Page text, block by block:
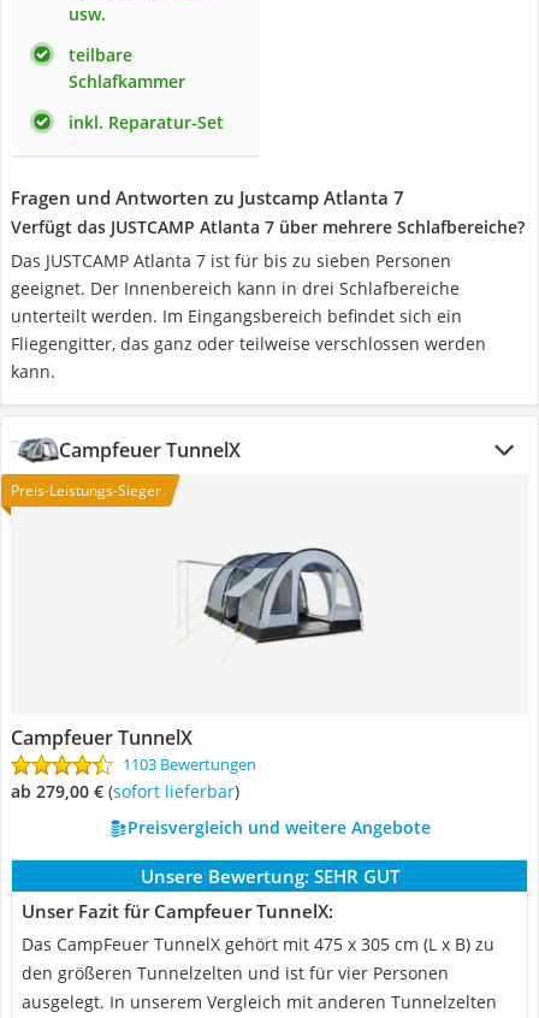
usw.
teilbare
Schlafkammer
inkl. Reparatur-Set
Fragen und Antworten zu Justcamp Atlanta 7
Verfügt das JUSTCAMP Atlanta 7 über mehrere Schlafbereiche?
Das JUSTCAMP Atlanta 7 ist für bis zu sieben Personen
geeignet. Der Innenbereich kann in drei Schlafbereiche
unterteilt werden. Im Eingangsbereich befindet sich ein
Fliegengitter, das ganz oder teilweise verschlossen werden
kann.
Campfeuer TunnelX
Preis-Leistungs-Sieger
Campfeuer TunnelX
1103 Bewertungen
ab 279,00 € ( Sofort lieferbar)
Preisvergleich und weitere Angebote
Unsere Bewertung: SEHR GUT
Unser Fazit für Campfeuer TunnelX:
Das CampFeuer TunnelX gehört mit 475 x 305 cm (L x B) zu
den größeren Tunnelzelten und ist für vier Personen
ausgelegt. In unserem Vergleich mit anderen Tunnelzelten